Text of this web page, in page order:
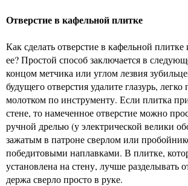
Отверстие в кафельной плитке
Как сделать отверстие в кафельной плитке
ее? Простой способ заключается в
концом метчика или углом лезвия
будущего отверстия удалите глазурь, легко
молотком по инструменту. Если плитка
стене, то намеченное отверстие можно
ручной дрелью (у электрической велики
зажатым в патроне сверлом или
победитовыми наплавками. В плитке,
установлена на стену, лучше разделывать
держа сверло просто в руке.